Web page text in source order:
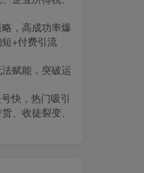
，高成功率爆
+付费引流
赋能，突破运
快，热门吸引
、收徒裂变、